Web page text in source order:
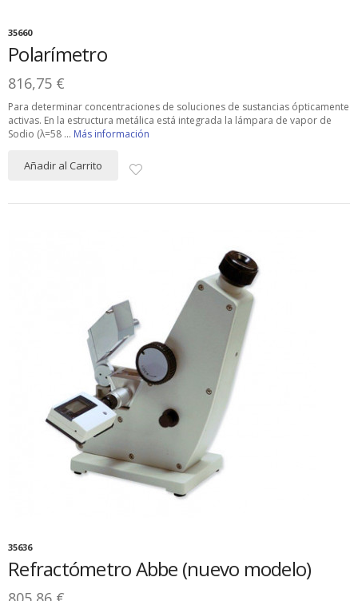
35660
Polarímetro
816,75 €
Para determinar concentraciones de soluciones de sustancias ópticamente
activas. En la estructura metálica está integrada la lámpara de vapor de
Sodio (λ=58 ... Más información
Añadir al Carrito
35636
Refractómetro Abbe (nuevo modelo)